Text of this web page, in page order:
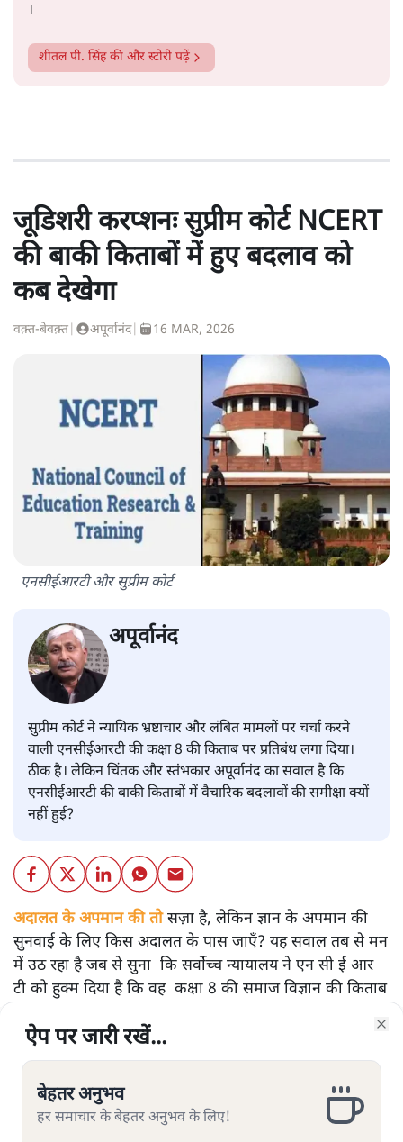
।
शीतल पी. सिंहकी और स्टोरी पढ़ें
जूडिशरी करप्शनः सुप्रीम कोर्ट NCERT
की बाकी किताबों में हुए बदलाव को
कब देखेगा
वक़्त-बेवक़्त अपूर्वानंद| 16 MAR, 2026
एनसीईआरटी और सुप्रीम कोर्ट
अपूर्वानंद
सुप्रीम कोर्ट ने न्यायिक भ्रष्टाचार और लंबित मामलों पर चर्चा करने
वाली एनसीईआरटी की कक्षा 8 की किताब पर प्रतिबंध लगा दिया।
ठीक है। लेकिन चिंतक और स्तंभकार अपूर्वानंद का सवाल है कि
एनसीईआरटी की बाकी किताबों में वैचारिक बदलावों की समीक्षा क्यों
नहीं हुई?
अदालत के अपमान की तोसज़ा है, लेकिन ज्ञान के अपमान की
सुनवाई के लिए किस अदालत के पास जाएँ? यह सवाल तब से मन
में उठ रहा है जब से सुना कि सर्वोच्च न्यायालय ने एन सी ई आर
टी को हुक्म दिया है कि वह कक्षा 8 की समाज विज्ञान की किताब
व्यवस्था पर है जिसमें न्यायपालिका में भ्रष्टाचार की चर्चा है।
‘इण्डियन एक्सप्रेस’ में 25 फ़रवरी को खबर छपी कि एन सी ई आर
टी की कक्षा 8 की किताब में ‘न्यायपालिका में भ्रष्टाचार’ और भारी
तादाद में ‘मुक़दमों का लंबित रहना’ न्याय के रास्ते में बड़ी
चुनौतियाँ हैं।इस खबर पर मुख्य न्यायाधीश ने अगले ही दिन एन सी
ऐप पर जारी रखें...
बेहतर अनुभव
हर समाचार के बेहतर अनुभव के लिए!
ऐप पर जारी रखें...
बेहतर अनुभव
हर समाचार के बेहतर अनुभव के लिए!
ऐप पर जारी रखें...
बेहतर अनुभव
हर समाचार के बेहतर अनुभव के लिए!
ऐप पर जारी रखें...
बेहतर अनुभव
हर समाचार के बेहतर अनुभव के लिए!
ऐप पर जारी रखें...
बेहतर अनुभव
हर समाचार के बेहतर अनुभव के लिए!
ऐप पर जारी रखें...
बेहतर अनुभव
हर समाचार के बेहतर अनुभव के लिए!